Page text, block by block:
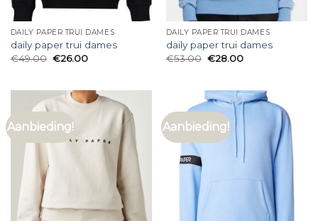
DAILY PAPER TRUI DAMES
daily paper trui dames
€49.00 €26.00
DAILY PAPER TRUI DAMES
daily paper trui dames
€53.00 €28.00
Aanbieding! Aanbieding!